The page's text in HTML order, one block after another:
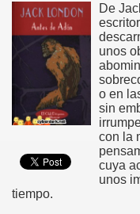
De
unos
o en
sin
con la
cuya
unos
tiempo.